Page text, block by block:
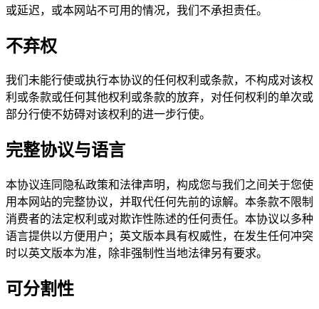
或延迟，或本网站不可用的情况，我们不承担责任。
不弃权
我们未能行使或执行本协议的任何权利或条款，不构成对该权
利或条款或任何其他权利或条款的放弃，对任何权利的单次或
部分行使不妨碍对该权利的进一步行使。
完整协议与语言
本协议连同隐私政策和法律声明，构成您与我们之间关于您使
用本网站的完整协议，并取代任何先前的谅解。本条款不限制
消费者的法定权利或对欺诈性陈述的任何责任。本协议以多种
语言提供以方便用户；英文版本具有权威性，在发生任何冲突
时以英文版本为准，除非强制性当地法律另有要求。
可分割性